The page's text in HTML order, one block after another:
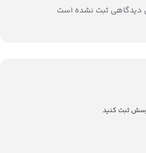
دیدگاهی ثبت نشده است
ثبت کنید